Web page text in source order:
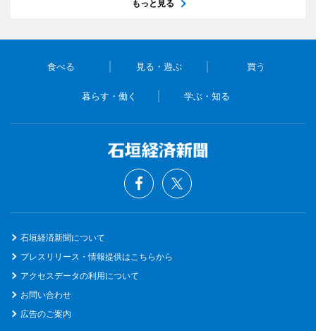
もっと見る
食べる 見る・遊ぶ 買う
暮らす・働く 学ぶ・知る
石垣経済新聞について
プレスリリース・情報提供はこちらから
アクセスデータの利用について
お問い合わせ
広告のご案内